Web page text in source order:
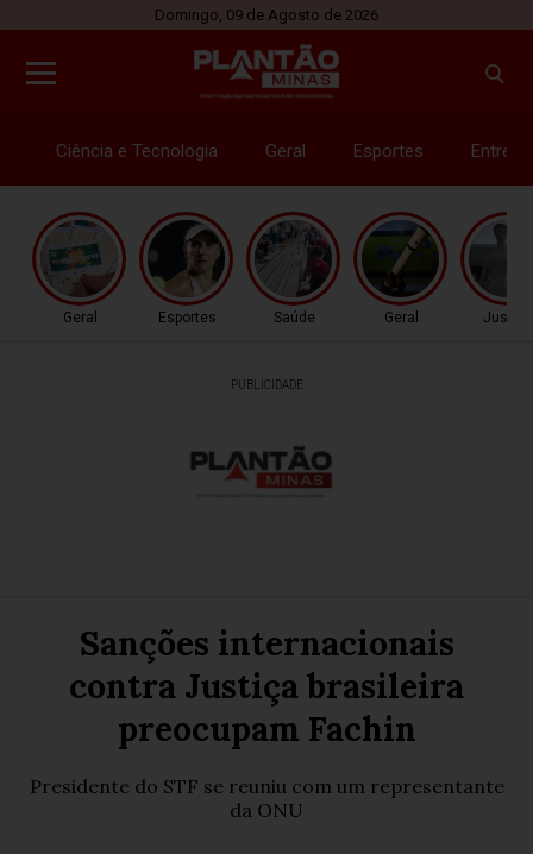
Domingo, 09 de Agosto de 2026
Ciência e Tecnologia Geral Esportes
Geral Esportes Saúde Geral Justiça
PUBLICIDADE
Sanções internacionais
contra Justiça brasileira
preocupam Fachin
Presidente do STF se reuniu com um representante
da ONU